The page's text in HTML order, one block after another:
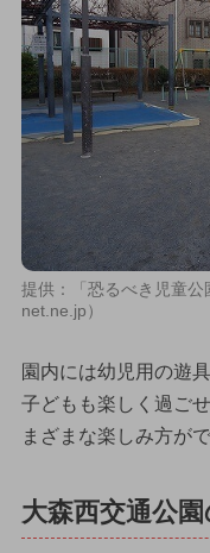
提供：「恐るべき児童
net.ne.jp）
園内には幼児用の遊
子どもも楽しく過ご
まざまな楽しみ方が
大森西交通公